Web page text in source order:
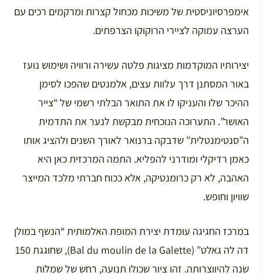
אימפרסיוניסטית של משיכות מכחול קצרות ומרקמים רכים עם
הערצה עמוקה לציירי הרוקוקו הצרפתים.
יצירותיו המוקדמות מציגות פלטה עשירה ורוויה ושימוש נועז
באור המסתנן דרך עלוות עצים, אלמנטים שהפכו לסימן
ההיכר שלו והעניקו לו את התואר הבלתי רשמי של “צייר
האושר”. התערוכה הנוכחית מבקשת לנער את התדמית
ה”סנטימנטלית” שדבקה ברנואר לאורך השנים ולהציג אותו
כאמן רדיקלי ומודרני להפליא. התמה המרכזית כאן היא
האהבה, לא רק כרומנטיקה, אלא ככוח חברתי מלכד המייצר
שוויון וחופש.
במרכז החגיגה עומדת יצירת המופת האלמותית “הנשף במולן
דה לה גאלט” (Bal du moulin de la Galette), שחוגגת 150
שנה להיווצרותה. זהו ציור שכולו תנועה, רחש של שמלות